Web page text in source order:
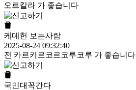
오르칼라 가 좋습니다
케데헌 보는사람
2025-08-24 09:32:40
전 카르키르코르코루코루 가 좋습니다
국민대꼭간다